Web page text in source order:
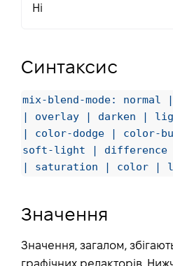
Ні
Синтаксис
mix-blend-mode:
| overlay | darken |
| color-dodge | color-
soft-light | difference
| saturation | color |
Значення
Значення, загалом,